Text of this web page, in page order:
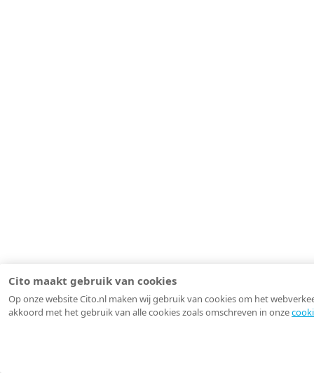
Cito maakt gebruik van cookies
Op onze website Cito.nl maken wij gebruik van cookies om het
akkoord met het gebruik van alle cookies zoals omschreven in onze